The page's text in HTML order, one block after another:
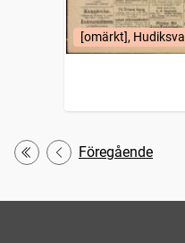
[omärkt], Hudiksvall
Första
Föregående